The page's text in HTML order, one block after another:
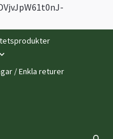
/ Enkla returer